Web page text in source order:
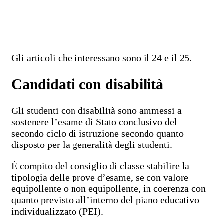
Gli articoli che interessano sono il 24 e il 25.
Candidati con disabilità
Gli studenti con disabilità sono ammessi a
sostenere l’esame di Stato conclusivo del
secondo ciclo di istruzione secondo quanto
disposto per la generalità degli studenti.
È compito del consiglio di classe stabilire la
tipologia delle prove d’esame, se con valore
equipollente o non equipollente, in coerenza con
quanto previsto all’interno del piano educativo
individualizzato (PEI).